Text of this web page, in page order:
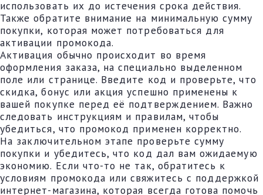
использовать их до истечения срока действия.
Также обратите внимание на минимальную сумму
покупки, которая может потребоваться для
активации промокода.
Активация обычно происходит во время
оформления заказа, на специально выделенном
поле или странице. Введите код и проверьте, что
скидка, бонус или акция успешно применены к
вашей покупке перед её подтверждением. Важно
следовать инструкциям и правилам, чтобы
убедиться, что промокод применен корректно.
На заключительном этапе проверьте сумму
покупки и убедитесь, что код дал вам ожидаемую
экономию. Если что-то не так, обратитесь к
условиям промокода или свяжитесь с поддержкой
интернет-магазина, которая всегда готова помочь